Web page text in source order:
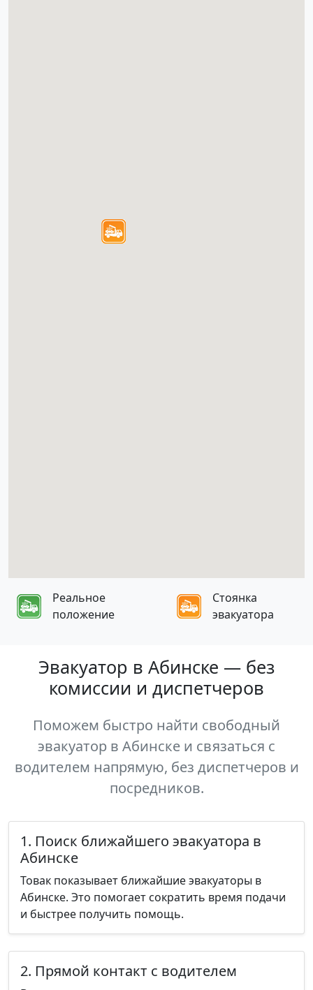
Реальное
положение
Стоянка
эвакуатора
Эвакуатор в Абинске — без
комиссии и диспетчеров
Поможем быстро найти свободный
эвакуатор в Абинске и связаться с
водителем напрямую, без диспетчеров и
посредников.
1. Поиск ближайшего эвакуатора в
Абинске
Товак показывает ближайшие эвакуаторы в
Абинске. Это помогает сократить время подачи
и быстрее получить помощь.
2. Прямой контакт с водителем